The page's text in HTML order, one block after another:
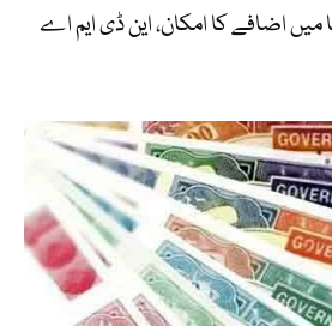
میں اضافے کا امکان، این ڈی ایم اے